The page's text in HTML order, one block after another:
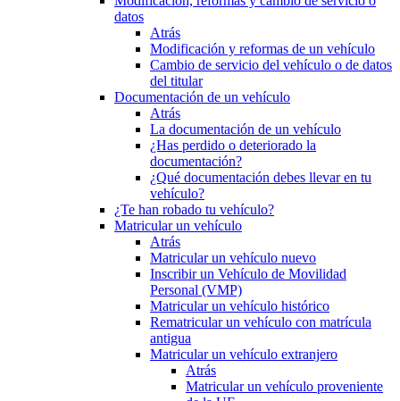
datos
Atrás
Modificación y reformas de un vehículo
Cambio de servicio del vehículo o de datos
del titular
Documentación de un vehículo
Atrás
La documentación de un vehículo
¿Has perdido o deteriorado la
documentación?
¿Qué documentación debes llevar en tu
vehículo?
¿Te han robado tu vehículo?
Matricular un vehículo
Atrás
Matricular un vehículo nuevo
Inscribir un Vehículo de Movilidad
Personal (VMP)
Matricular un vehículo histórico
Rematricular un vehículo con matrícula
antigua
Matricular un vehículo extranjero
Atrás
Matricular un vehículo proveniente